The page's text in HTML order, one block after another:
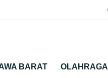
BARAT OLAHRAGA